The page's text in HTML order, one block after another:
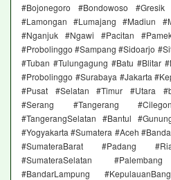
#Bojonegoro #Bondowoso
#Lamongan #Lumajang #Madiun
#Nganjuk #Ngawi #Pacitan
#Probolinggo #Sampang #Sidoarjo
#Tuban #Tulungagung #Batu #Blitar
#Probolinggo #Surabaya #Jakarta
#Pusat #Selatan #Timur #Utara
#Serang #Tangerang
#TangerangSelatan #Bantul
#Yogyakarta #Sumatera #Aceh
#SumateraBarat #Padang
#SumateraSelatan
#BandarLampung